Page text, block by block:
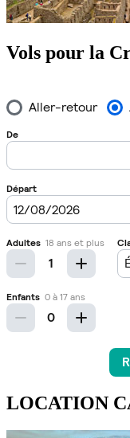
Vols pour la
LOCATION